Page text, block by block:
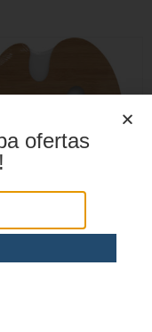
ARTÍSTICOS KIT
ofertas